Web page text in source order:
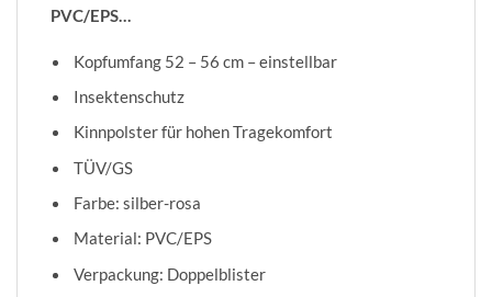
PVC/EPS…
Kopfumfang 52 – 56 cm – einstellbar
Insektenschutz
Kinnpolster für hohen Tragekomfort
TÜV/GS
Farbe: silber-rosa
Material: PVC/EPS
Verpackung: Doppelblister